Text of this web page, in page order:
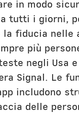
in modo
tutti i giorni,
la fiducia nelle
più
negli Usa e
Signal. Le
includono
delle